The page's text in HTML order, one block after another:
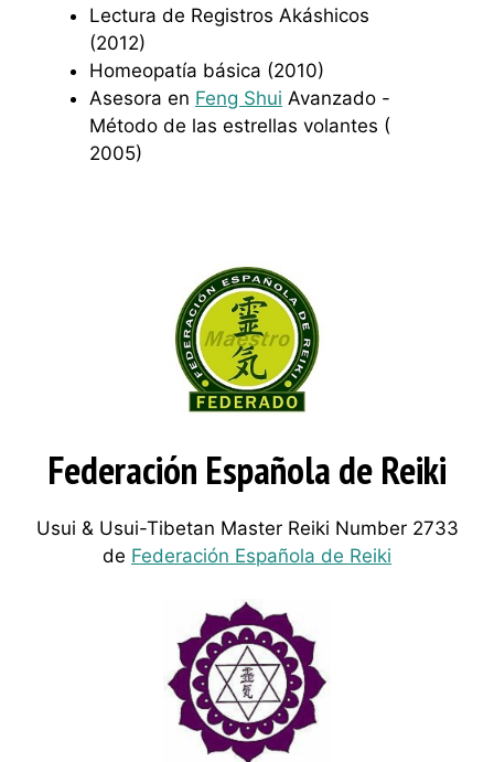
Lectura de Registros Akáshicos
(2012)
Homeopatía básica (2010)
Asesora en Feng Shui Avanzado -
Método de las estrellas volantes (
2005)
Federación Española de Reiki
Usui & Usui-Tibetan Master Reiki Number 2733
de Federación Española de Reiki